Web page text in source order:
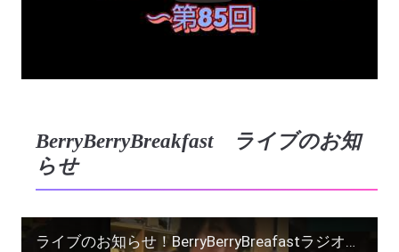
BerryBerryBreakfast ライブのお知
らせ
ライブのお知らせ！BerryBerryBreafastラジオショー 大和市引地台公園野外音楽堂 #ヨーグルト田中 #shorts #サイドカー #わけありの女 #スナックラジオ